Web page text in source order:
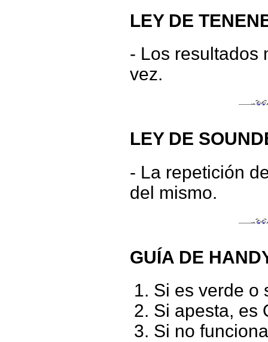
LEY DE
- Los resultados
vez.
LEY DE
- La repetición
del mismo.
GUÍA DE
Si es verde o
Si apesta, es
Si no